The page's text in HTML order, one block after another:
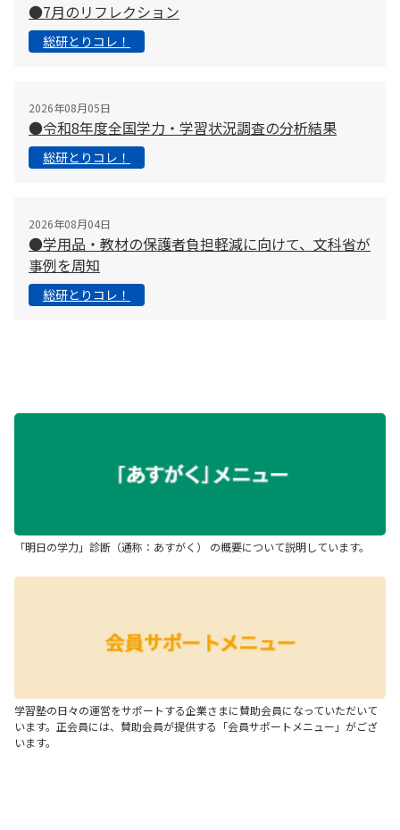
●7月のリフレクション
総研とりコレ！
2026年08月05日
●令和8年度全国学力・学習状況調査の分析結果
総研とりコレ！
2026年08月04日
●学用品・教材の保護者負担軽減に向けて、文科省が
事例を周知
総研とりコレ！
「明日の学力」診断（通称：あすがく） の概要について説明しています。
学習塾の日々の運営をサポートする企業さまに賛助会員になっていただいて
います。正会員には、賛助会員が提供する「会員サポートメニュー」がござ
います。